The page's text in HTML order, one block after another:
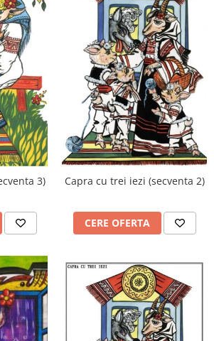
3) Capra cu trei iezi (secventa 2)
CERE OFERTA